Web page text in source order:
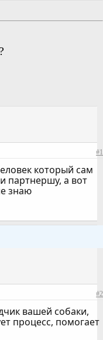
#1
который сам
партнершу, а вот
знаю
#2
вашей собаки,
процесс, помогает